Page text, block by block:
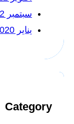
سبتمبر 2022
يناير 2020
Category